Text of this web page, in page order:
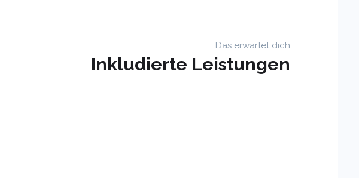
Das erwartet dich
Inkludierte Leistungen